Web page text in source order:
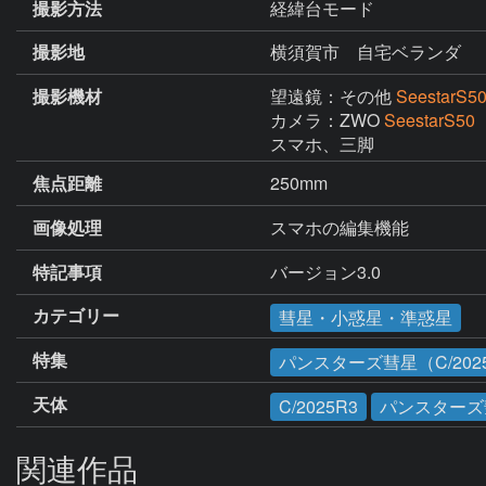
撮影方法
経緯台モード
撮影地
横須賀市 自宅ベランダ
撮影機材
望遠鏡：その他SeestarS50
カメラ：ZWOSeestarS50
スマホ、三脚
焦点距離
250mm
画像処理
スマホの編集機能
特記事項
バージョン3.0
カテゴリー
彗星・小惑星・準惑星
特集
パンスターズ彗星（C/
天体
C/2025R3 パンスター
関連作品